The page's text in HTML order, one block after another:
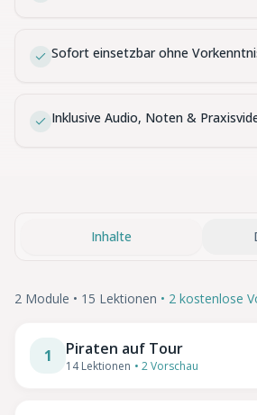
Sofort einsetzbar ohne
Inklusive Audio, Noten &
Inhalte
2 Module • 15 Lektionen • 2 kostenlose
1 Piraten auf Tour
14Lektionen • 2Vorschau